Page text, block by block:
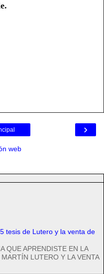
›
web
tesis de Lutero y la venta de
QUE APRENDISTE EN LA
LUTERO Y LA VENTA